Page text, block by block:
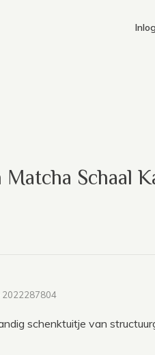
Schaal
2022287804
schenktuitje van